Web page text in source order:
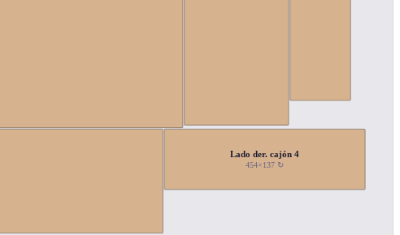
Lado der. cajón 4
454×137 ↻